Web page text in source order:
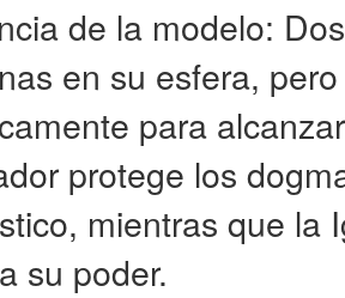
de la modelo:
en su esfera,
para
protege los
mientras que la
su poder.